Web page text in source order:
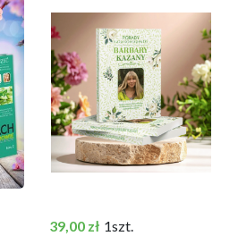
Cena
39,00 zł 1szt.